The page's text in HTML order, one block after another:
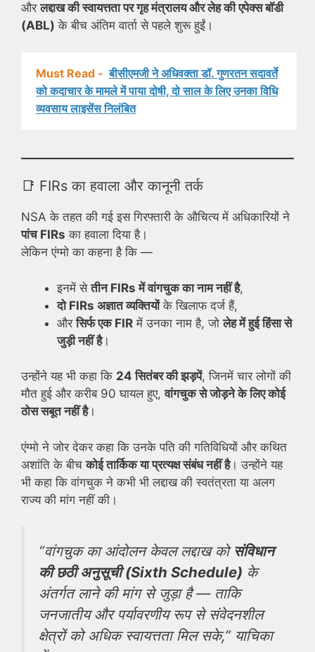
औरलद्दाख की स्वायत्तता पर गृह मंत्रालय और लेह की एपेक्स बॉडी
(ABL) के बीच अंतिम वार्ता से पहले शुरू हुईं।
Must Read - बीसीएमजी ने अधिवक्ता डॉ. गुणरतन सदावर्ते
को कदाचार के मामले में पाया दोषी, दो साल के लिए उनका विधि
व्यवसाय लाइसेंस निलंबित
📑 FIRs का हवाला और कानूनी तर्क
NSA के तहत की गई इस गिरफ्तारी के औचित्य में अधिकारियों ने
पांच FIRs का हवाला दिया है।
लेकिन एंग्मो का कहना है कि —
इनमें सेतीन FIRs में वांगचुक का नाम नहीं है,
दो FIRs अज्ञात व्यक्तियोंके खिलाफ दर्ज हैं,
औरसिर्फ एक FIR में उनका नाम है, जोलेह में हुई हिंसा से
जुड़ी नहीं है।
उन्होंने यह भी कहा कि 24 सितंबर की झड़पें, जिनमें चार लोगों की
मौत हुई और करीब 90 घायल हुए,वांगचुक से जोड़ने के लिए कोई
ठोस सबूत नहीं है।
एंग्मो ने जोर देकर कहा कि उनके पति की गतिविधियों और कथित
अशांति के बीचकोई तार्किक या प्रत्यक्ष संबंध नहीं है। उन्होंने यह
भी कहा कि वांगचुक ने कभी भी लद्दाख की स्वतंत्रता या अलग
राज्य की मांग नहीं की।
“वांगचुक का आंदोलन केवल लद्दाख को संविधान
की छठी अनुसूची (Sixth Schedule) के
अंतर्गत लाने की मांग से जुड़ा है — ताकि
जनजातीय और पर्यावरणीय रूप से संवेदनशील
क्षेत्रों को अधिक स्वायत्तता मिल सके,” याचिका